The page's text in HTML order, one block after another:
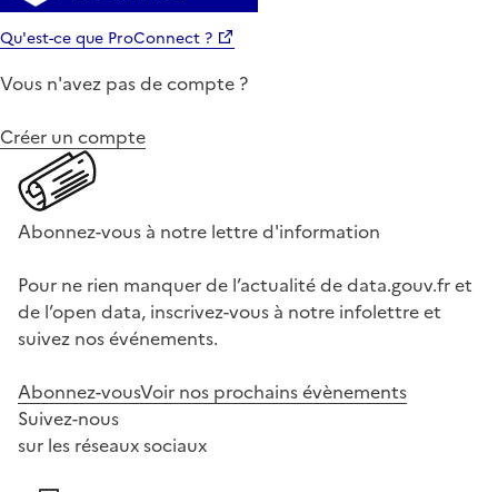
Qu'est-ce que ProConnect ?
Vous n'avez pas de compte ?
Créer un compte
Abonnez-vous à notre lettre d'information
Pour ne rien manquer de l’actualité de data.gouv.fr et
de l’open data, inscrivez-vous à notre infolettre et
suivez nos événements.
Abonnez-vousVoir nos prochains évènements
Suivez-nous
sur les réseaux sociaux